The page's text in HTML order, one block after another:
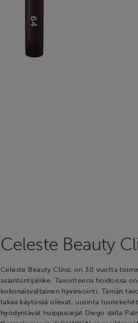
Celeste Beauty
Celeste Beauty Clinic on 30 vuotta
asiantuntijaliike. Tavoitteena hoidoissa
kokonaisvaltainen hyvinvointi. Tämän
takaa käytössä olevat, uusinta
hyödyntävät huippusarjat Diego dalla